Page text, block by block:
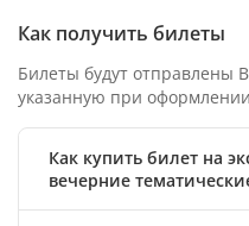
Как получить билеты
Билеты будут отправлены
указанную при
Как купить билет на
вечерние